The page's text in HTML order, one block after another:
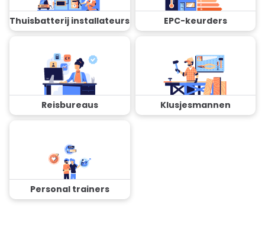
Thuisbatterij installateurs EPC-keurders
Reisbureaus Klusjesmannen
Personal trainers